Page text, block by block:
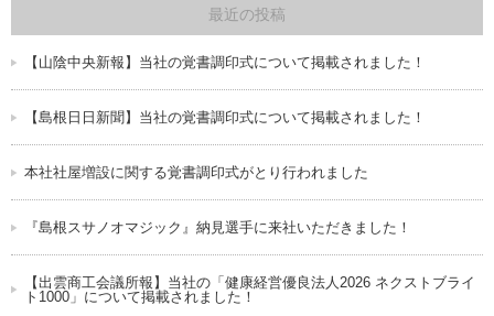
最近の投稿
【山陰中央新報】当社の覚書調印式について掲載されました！
【島根日日新聞】当社の覚書調印式について掲載されました！
本社社屋増設に関する覚書調印式がとり行われました
『島根スサノオマジック』納見選手に来社いただきました！
【出雲商工会議所報】当社の「健康経営優良法人2026 ネクストブライ
ト1000」について掲載されました！